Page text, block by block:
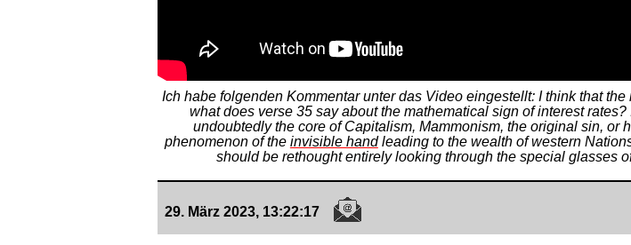
Ich habe folgenden Kommentar unter das Video eingestellt: I think that
what does verse 35 say about the mathematical sign of interest
undoubtedly the core of Capitalism, Mammonism, the original sin, or
phenomenon of the invisible handleading to the wealth of western
should be rethought entirely looking through the special glasses
29. März 2023, 13:22:17